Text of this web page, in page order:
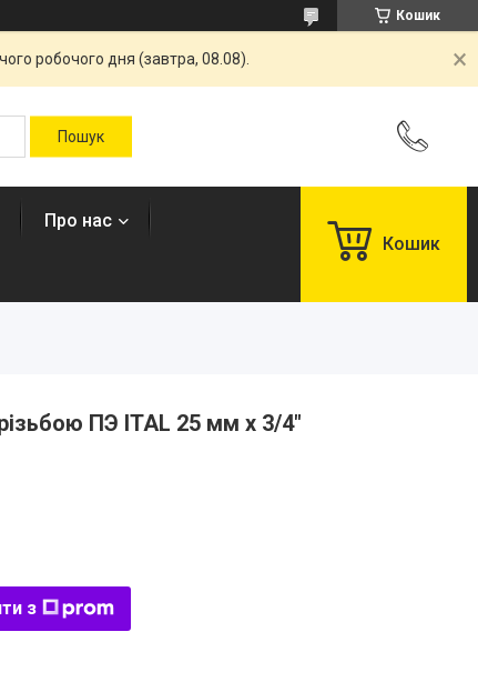
Кошик
робочого дня (завтра, 08.08).
Про нас
Кошик
ПЭ ITAL 25 мм х 3/4"
з